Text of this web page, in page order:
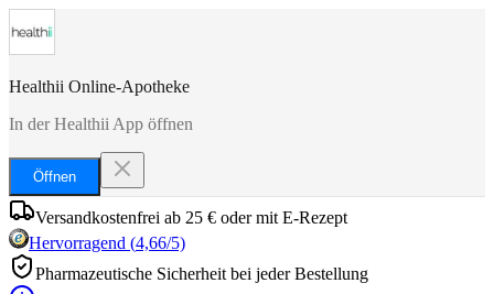
Healthii Online-Apotheke
In der Healthii App öffnen
Öffnen
Versandkostenfrei ab 25 € oder mit E-Rezept
Hervorragend (4,66/5)
Pharmazeutische Sicherheit bei jeder Bestellung